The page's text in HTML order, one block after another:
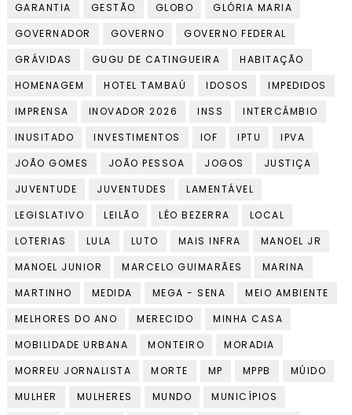
GARANTIA
GESTÃO GLOBO
GLÓRIA MARIA
GOVERNADOR
GOVERNO
GOVERNO FEDERAL
GRÁVIDAS
GUGU DE CATINGUEIRA
HABITAÇÃO
HOMENAGEM
HOTEL TAMBAÚ IDOSOS
IMPEDIDOS
IMPRENSA
INOVADOR 2026 INSS
INTERCÂMBIO
INUSITADO
INVESTIMENTOS IOF IPTU
IPVA
JOÃO GOMES
JOÃO PESSOA JOGOS
JUSTIÇA
JUVENTUDE
JUVENTUDES
LAMENTÁVEL
LEGISLATIVO
LEILÃO LÉO BEZERRA
LOCAL
LOTERIAS
LULA LUTO MAIS INFRA
MANOEL JR
MANOEL JUNIOR
MARCELO GUIMARÃES
MARINA
MARTINHO
MEDIDA MEGA - SENA
MEIO AMBIENTE
MELHORES DO ANO
MERECIDO
MINHA CASA
MOBILIDADE URBANA
MONTEIRO
MORADIA
MORREU JORNALISTA
MORTE MP MPPB
MÚIDO
MULHER
MULHERES MUNDO
MUNICÍPIOS